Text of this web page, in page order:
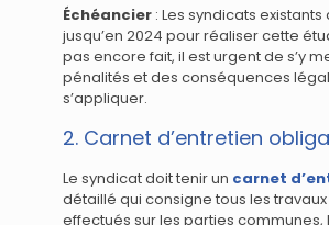
Échéancier: Les syndicats existants
jusqu’en 2024 pour réaliser cette
pas encore fait, il est urgent de s’y
pénalités et des conséquences
s’appliquer.
2. Carnet d’entretien
Le syndicat doit tenir un carnet
détaillé qui consigne tous les travaux
effectués sur les parties communes,